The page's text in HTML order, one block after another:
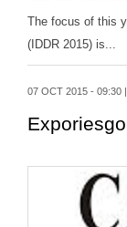
The focus of this
(IDDR 2015) is...
07 OCT 2015 - 09:30 |